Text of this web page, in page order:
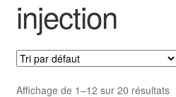
Volkswagen
injection
Affichage de 1–12 sur 20 résultats